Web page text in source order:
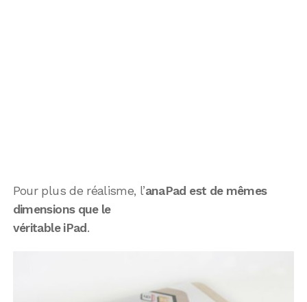
Pour plus de réalisme, l’anaPad est de mêmes
dimensions que le
véritable iPad.